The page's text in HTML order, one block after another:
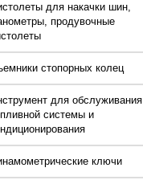
для накачки шин,
продувочные
стопорных колец
для обслуживания
системы и
ключи